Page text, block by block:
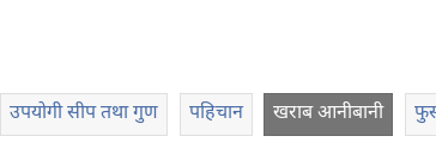
उपयोगी सीप तथा गुण पहिचान खराब आनीबानी